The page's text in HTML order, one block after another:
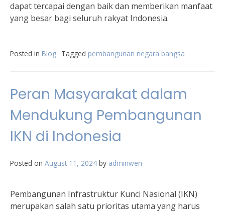
dapat tercapai dengan baik dan memberikan manfaat
yang besar bagi seluruh rakyat Indonesia.
Posted in Blog Tagged pembangunan negara bangsa
Peran Masyarakat dalam
Mendukung Pembangunan
IKN di Indonesia
Posted on August 11, 2024 by adminwen
Pembangunan Infrastruktur Kunci Nasional (IKN)
merupakan salah satu prioritas utama yang harus